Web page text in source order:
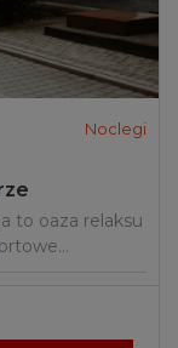
Noclegi
to oaza relaksu